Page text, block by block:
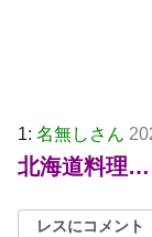
1: 名無しさん
北海道料理…
レスにコメント